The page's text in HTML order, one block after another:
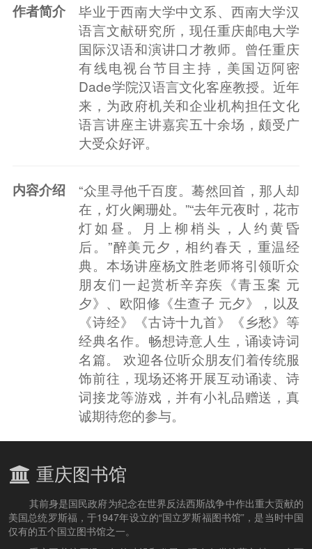
作者简介
毕业于西南大学中文系、西南大学汉
语言文献研究所，现任重庆邮电大学
国际汉语和演讲口才教师。曾任重庆
有线电视台节目主持，美国迈阿密
Dade学院汉语言文化客座教授。近年
来，为政府机关和企业机构担任文化
语言讲座主讲嘉宾五十余场，颇受广
大受众好评。
内容介绍
“众里寻他千百度。蓦然回首，那人却
在，灯火阑珊处。”“去年元夜时，花市
灯如昼。月上柳梢头，人约黄昏
后。”醉美元夕，相约春天，重温经
典。本场讲座杨文胜老师将引领听众
朋友们一起赏析辛弃疾《青玉案 元
夕》、欧阳修《生查子 元夕》，以及
《诗经》《古诗十九首》《乡愁》等
经典名作。畅想诗意人生，诵读诗词
名篇。 欢迎各位听众朋友们着传统服
饰前往，现场还将开展互动诵读、诗
词接龙等游戏，并有小礼品赠送，真
诚期待您的参与。
重庆图书馆
其前身是国民政府为纪念在世界反法西斯战争中作出重大贡献的
美国总统罗斯福，于1947年设立的“国立罗斯福图书馆”，是当时中国
仅有的五个国立图书馆之一。